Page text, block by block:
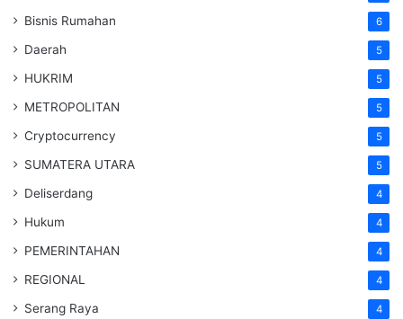
Bisnis Rumahan 6
Daerah 5
HUKRIM 5
METROPOLITAN 5
Cryptocurrency 5
SUMATERA UTARA 5
Deliserdang 4
Hukum 4
PEMERINTAHAN 4
REGIONAL 4
Serang Raya 4